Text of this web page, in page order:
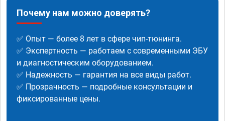
Почему нам можно доверять?
✅ Опыт — более 8 лет в сфере чип-тюнинга.
✅ Экспертность — работаем с современными ЭБУ
и диагностическим оборудованием.
✅ Надежность — гарантия на все виды работ.
✅ Прозрачность — подробные консультации и
фиксированные цены.